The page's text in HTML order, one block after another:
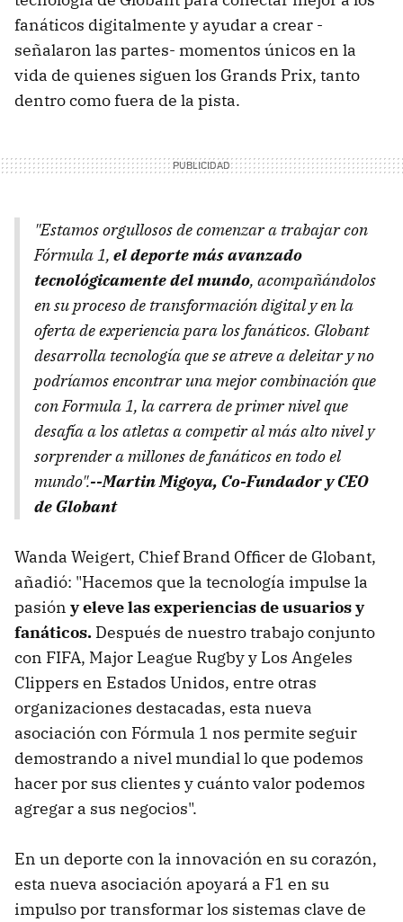
fanáticos digitalmente y ayudar a crear -
señalaron las partes- momentos únicos en la
vida de quienes siguen los Grands Prix, tanto
dentro como fuera de la pista.
"Estamos orgullosos de comenzar a trabajar con
Fórmula 1, el deporte más avanzado
tecnológicamente del mundo, acompañándolos
en su proceso de transformación digital y en la
oferta de experiencia para los fanáticos. Globant
desarrolla tecnología que se atreve a deleitar y no
podríamos encontrar una mejor combinación que
con Formula 1, la carrera de primer nivel que
desafía a los atletas a competir al más alto nivel y
sorprender a millones de fanáticos en todo el
mundo".--Martin Migoya, Co-Fundador y CEO
de Globant
Wanda Weigert, Chief Brand Officer de Globant,
añadió: "Hacemos que la tecnología impulse la
pasión y eleve las experiencias de usuarios y
fanáticos. Después de nuestro trabajo conjunto
con FIFA, Major League Rugby y Los Angeles
Clippers en Estados Unidos, entre otras
organizaciones destacadas, esta nueva
asociación con Fórmula 1 nos permite seguir
demostrando a nivel mundial lo que podemos
hacer por sus clientes y cuánto valor podemos
agregar a sus negocios".
En un deporte con la innovación en su corazón,
esta nueva asociación apoyará a F1 en su
impulso por transformar los sistemas clave de